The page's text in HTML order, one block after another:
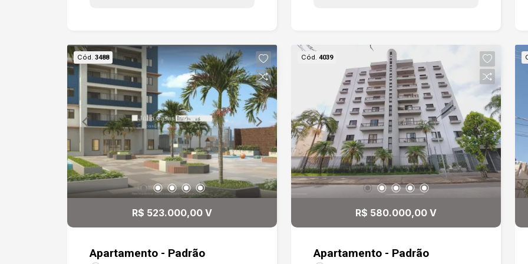
Cód. 3488
R$ 523.000,00 V
Apartamento - Padrão
Cód. 4039
R$ 580.000,00 V
Apartamento - Padrão